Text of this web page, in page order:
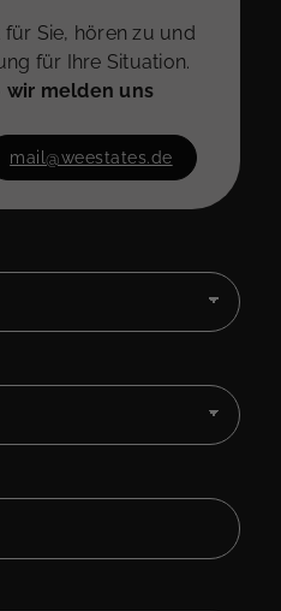
Sie, hören zu und
für Ihre Situation.
wir melden uns
mail@weestates.de